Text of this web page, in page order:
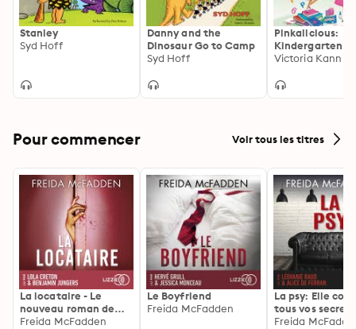
Stanley
Syd Hoff
Danny and the
Dinosaur Go to Camp
Syd Hoff
Pinkalicious:
Kindergarten
Victoria Kann
Pour commencer Voir tous les titres
La locataire - Le
nouveau roman de
l'autrice de La femme
Freida McFadden
Le Boyfriend
Freida McFadden
La psy: Elle
tous vos
découvrez les
Freida